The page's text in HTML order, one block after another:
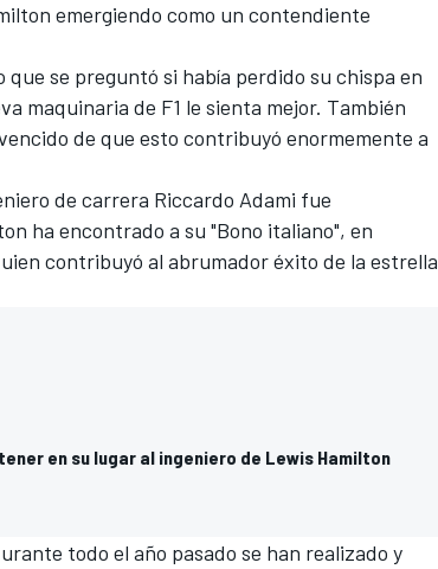
emergiendo como un contendiente
se preguntó si había perdido su chispa en
maquinaria de F1 le sienta mejor. También
de que esto contribuyó enormemente a
de carrera Riccardo Adami fue
ha encontrado a su "Bono italiano", en
contribuyó al abrumador éxito de la estrella
en su lugar al ingeniero de Lewis Hamilton
todo el año pasado se han realizado y